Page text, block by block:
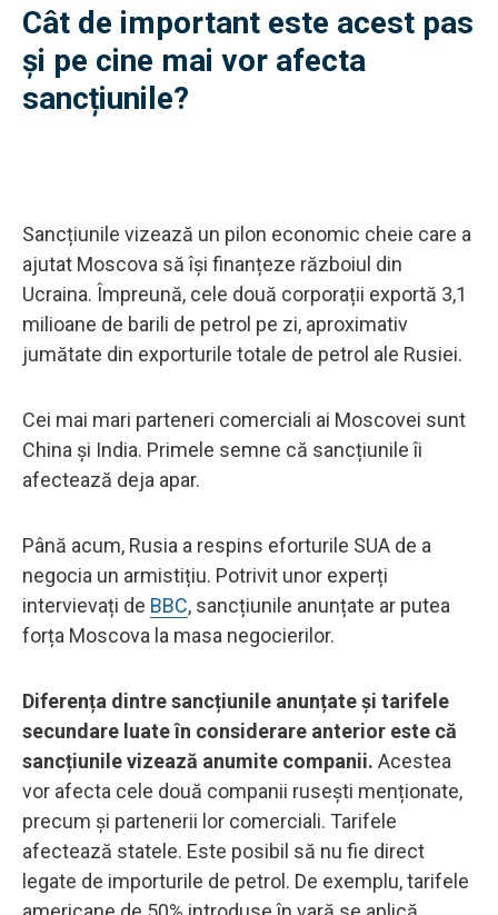
Cât de important este acest pas
și pe cine mai vor afecta
sancțiunile?
Sancțiunile vizează un pilon economic cheie care a
ajutat Moscova să își finanțeze războiul din
Ucraina. Împreună, cele două corporații exportă 3,1
milioane de barili de petrol pe zi, aproximativ
jumătate din exporturile totale de petrol ale Rusiei.
Cei mai mari parteneri comerciali ai Moscovei sunt
China și India. Primele semne că sancțiunile îi
afectează deja apar.
Până acum, Rusia a respins eforturile SUA de a
negocia un armistițiu. Potrivit unor experți
intervievați de BBC, sancțiunile anunțate ar putea
forța Moscova la masa negocierilor.
Diferența dintre sancțiunile anunțate și tarifele
secundare luate în considerare anterior este că
sancțiunile vizează anumite companii. Acestea
vor afecta cele două companii rusești menționate,
precum și partenerii lor comerciali. Tarifele
afectează statele. Este posibil să nu fie direct
legate de importurile de petrol. De exemplu, tarifele